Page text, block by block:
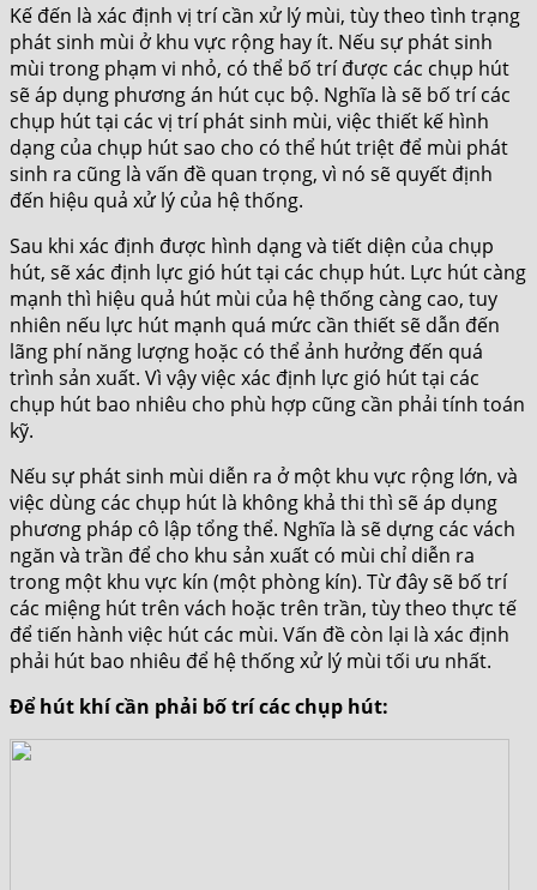
Kế đến là xác định vị trí cần xử lý mùi, tùy theo tình trạng
phát sinh mùi ở khu vực rộng hay ít. Nếu sự phát sinh
mùi trong phạm vi nhỏ, có thể bố trí được các chụp hút
sẽ áp dụng phương án hút cục bộ. Nghĩa là sẽ bố trí các
chụp hút tại các vị trí phát sinh mùi, việc thiết kế hình
dạng của chụp hút sao cho có thể hút triệt để mùi phát
sinh ra cũng là vấn đề quan trọng, vì nó sẽ quyết định
đến hiệu quả xử lý của hệ thống.
Sau khi xác định được hình dạng và tiết diện của chụp
hút, sẽ xác định lực gió hút tại các chụp hút. Lực hút càng
mạnh thì hiệu quả hút mùi của hệ thống càng cao, tuy
nhiên nếu lực hút mạnh quá mức cần thiết sẽ dẫn đến
lãng phí năng lượng hoặc có thể ảnh hưởng đến quá
trình sản xuất. Vì vậy việc xác định lực gió hút tại các
chụp hút bao nhiêu cho phù hợp cũng cần phải tính toán
kỹ.
Nếu sự phát sinh mùi diễn ra ở một khu vực rộng lớn, và
việc dùng các chụp hút là không khả thi thì sẽ áp dụng
phương pháp cô lập tổng thể. Nghĩa là sẽ dựng các vách
ngăn và trần để cho khu sản xuất có mùi chỉ diễn ra
trong một khu vực kín (một phòng kín). Từ đây sẽ bố trí
các miệng hút trên vách hoặc trên trần, tùy theo thực tế
để tiến hành việc hút các mùi. Vấn đề còn lại là xác định
phải hút bao nhiêu để hệ thống xử lý mùi tối ưu nhất.
Để hút khí cần phải bố trí các chụp hút: